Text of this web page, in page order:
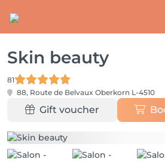
Skin beauty
81
88, Route de Belvaux Oberkorn L-4510
Gift voucher